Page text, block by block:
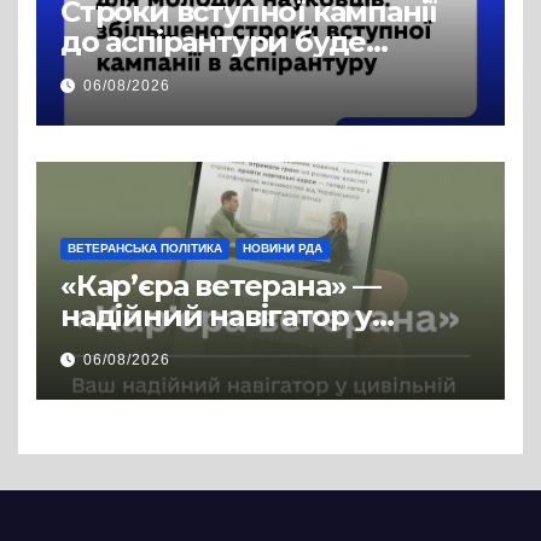
Строки вступної кампанії
до аспірантури буде
продовжено
06/08/2026
ВЕТЕРАНСЬКА ПОЛІТИКА НОВИНИ РДА
«Кар’єра ветерана» —
надійний навігатор у
цивільній професії
06/08/2026